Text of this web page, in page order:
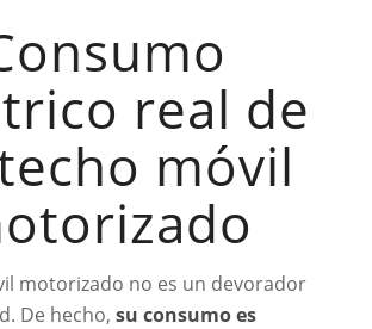
real de
móvil
motorizado no es un devorador
De hecho, su consumo es